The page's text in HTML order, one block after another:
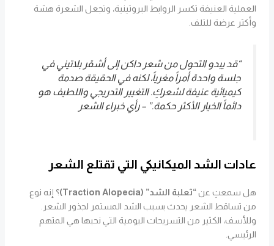
العملية العنيفة تكسر الروابط البروتينية، وتجعل الشعرة هشة
وأكثر عرضة للتلف.
“قد يبدو التحول من شعر داكن إلى أشقر بلاتيني في
جلسة واحدة أمراً مغرياً، لكنه في الحقيقة صدمة
كيميائية عنيفة لشعركِ. التغيير التدريجي واللطيف هو
دائماً الخيار الأكثر حكمة.” – رأي خبراء الشعر
عادات الشد الميكانيكي التي تقتلع الشعر
هل سمعتِ عن“ثعلبة الشد” (Traction Alopecia)
؟ إنه نوع
من تساقط الشعر يحدث بسبب الشد المستمر لجذور الشعر.
وللأسف، الكثير من التسريحات اليومية التي نحبها هي المتهم
الرئيسي.